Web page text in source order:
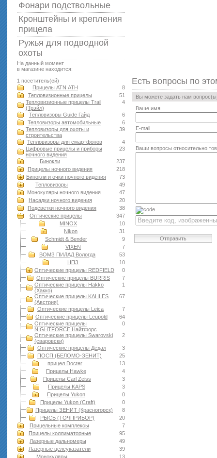
Фонари подствольные
Кронштейны и крепления
прицела
Ружья для подводной
оxоты
На данный момент
в магазине находится:
1 посетитель(ей)
8
Прицелы ATN АТН
51
Тепловизионные прицелы
4
Тепловизионные прицелы Trail
(Трэйл)
6
Тепловизоры Guide Гайд
6
Тепловизоры автомобильные
39
Тепловизоры для охоты и
строительства
4
Тепловизоры для смартфонов
23
Цифровые прицелы и приборы
ночного видения
237
Бинокли
218
Прицелы ночного видения
73
Бинокли и очки ночного видения
49
Тепловизоры
47
Монокуляры ночного видения
20
Насадки ночного видения
38
Подсветки ночного видения
347
Оптические прицелы
10
MINOX
31
Nikon
9
Schmidt & Bender
7
VIXEN
53
ВОМЗ ПИЛАД Вологда
10
НПЗ
0
Оптические прицелы REDFIELD
7
Оптические прицелы BURRIS
1
Оптические прицелы Hakko
(Хакко)
67
Оптические прицелы KAHLES
(Австрия)
7
Оптические прицелы Leica
64
Оптические прицелы Leupold
0
Оптические прицелы
NIGHTFORCE Найтфорс
2
Оптические прицелы Swarovski
(сваровски)
3
Оптические прицелы Дедал
25
ПОСП (БЕЛОМО-ЗЕНИТ)
13
прицел Docter
4
Прицелы Hawke
3
Прицелы Carl Zeiss
3
Прицелы KAPS
0
Прицелы Yukon
0
Прицелы Yukon (Craft)
8
Прицелы ЗЕНИТ (Красногорск)
20
РЫСЬ (ТОЧПРИБОР)
7
Прицельные комплексы
95
Прицелы коллиматорные
49
Лазерные дальномеры
39
Лазерные целеуказатели
13
Монокуляры
Есть вопросы по
Вы можете задать нам
Ваше имя
E-mail
Ваши вопросы относительно
Отправить